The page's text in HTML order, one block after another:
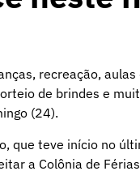
recreação,
de brindes e
(24).
que teve início no
a Colônia de